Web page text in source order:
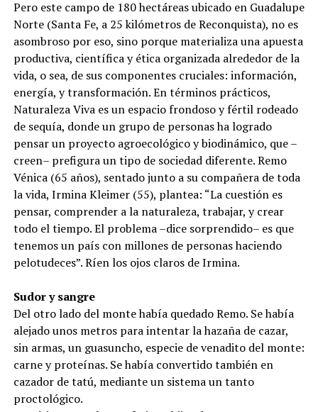
Pero este campo de 180 hectáreas ubicado en Guadalupe
Norte (Santa Fe, a 25 kilómetros de Reconquista), no es
asombroso por eso, sino porque materializa una apuesta
productiva, científica y ética organizada alrededor de la
vida, o sea, de sus componentes cruciales: información,
energía, y transformación. En términos prácticos,
Naturaleza Viva es un espacio frondoso y fértil rodeado
de sequía, donde un grupo de personas ha logrado
pensar un proyecto agroecológico y biodinámico, que –
creen– prefigura un tipo de sociedad diferente. Remo
Vénica (65 años), sentado junto a su compañera de toda
la vida, Irmina Kleimer (55), plantea: “La cuestión es
pensar, comprender a la naturaleza, trabajar, y crear
todo el tiempo. El problema –dice sorprendido– es que
tenemos un país con millones de personas haciendo
pelotudeces”. Ríen los ojos claros de Irmina.
Sudor y sangre
Del otro lado del monte había quedado Remo. Se había
alejado unos metros para intentar la hazaña de cazar,
sin armas, un guasuncho, especie de venadito del monte:
carne y proteínas. Se había convertido también en
cazador de tatú, mediante un sistema un tanto
proctológico.